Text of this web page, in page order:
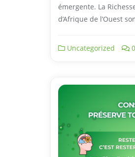
émergente. La
d’Afrique de l’Ouest
Uncategorized 0